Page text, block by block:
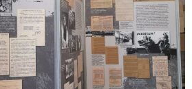
передвижная
выставка